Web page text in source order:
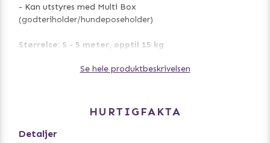
- Kan utstyres med Multi Box
(godteriholder/hundeposeholder)
Størrelse: S - 5 meter, opptil 15 kg
Se hele produktbeskrivelsen
HURTIGFAKTA
Detaljer